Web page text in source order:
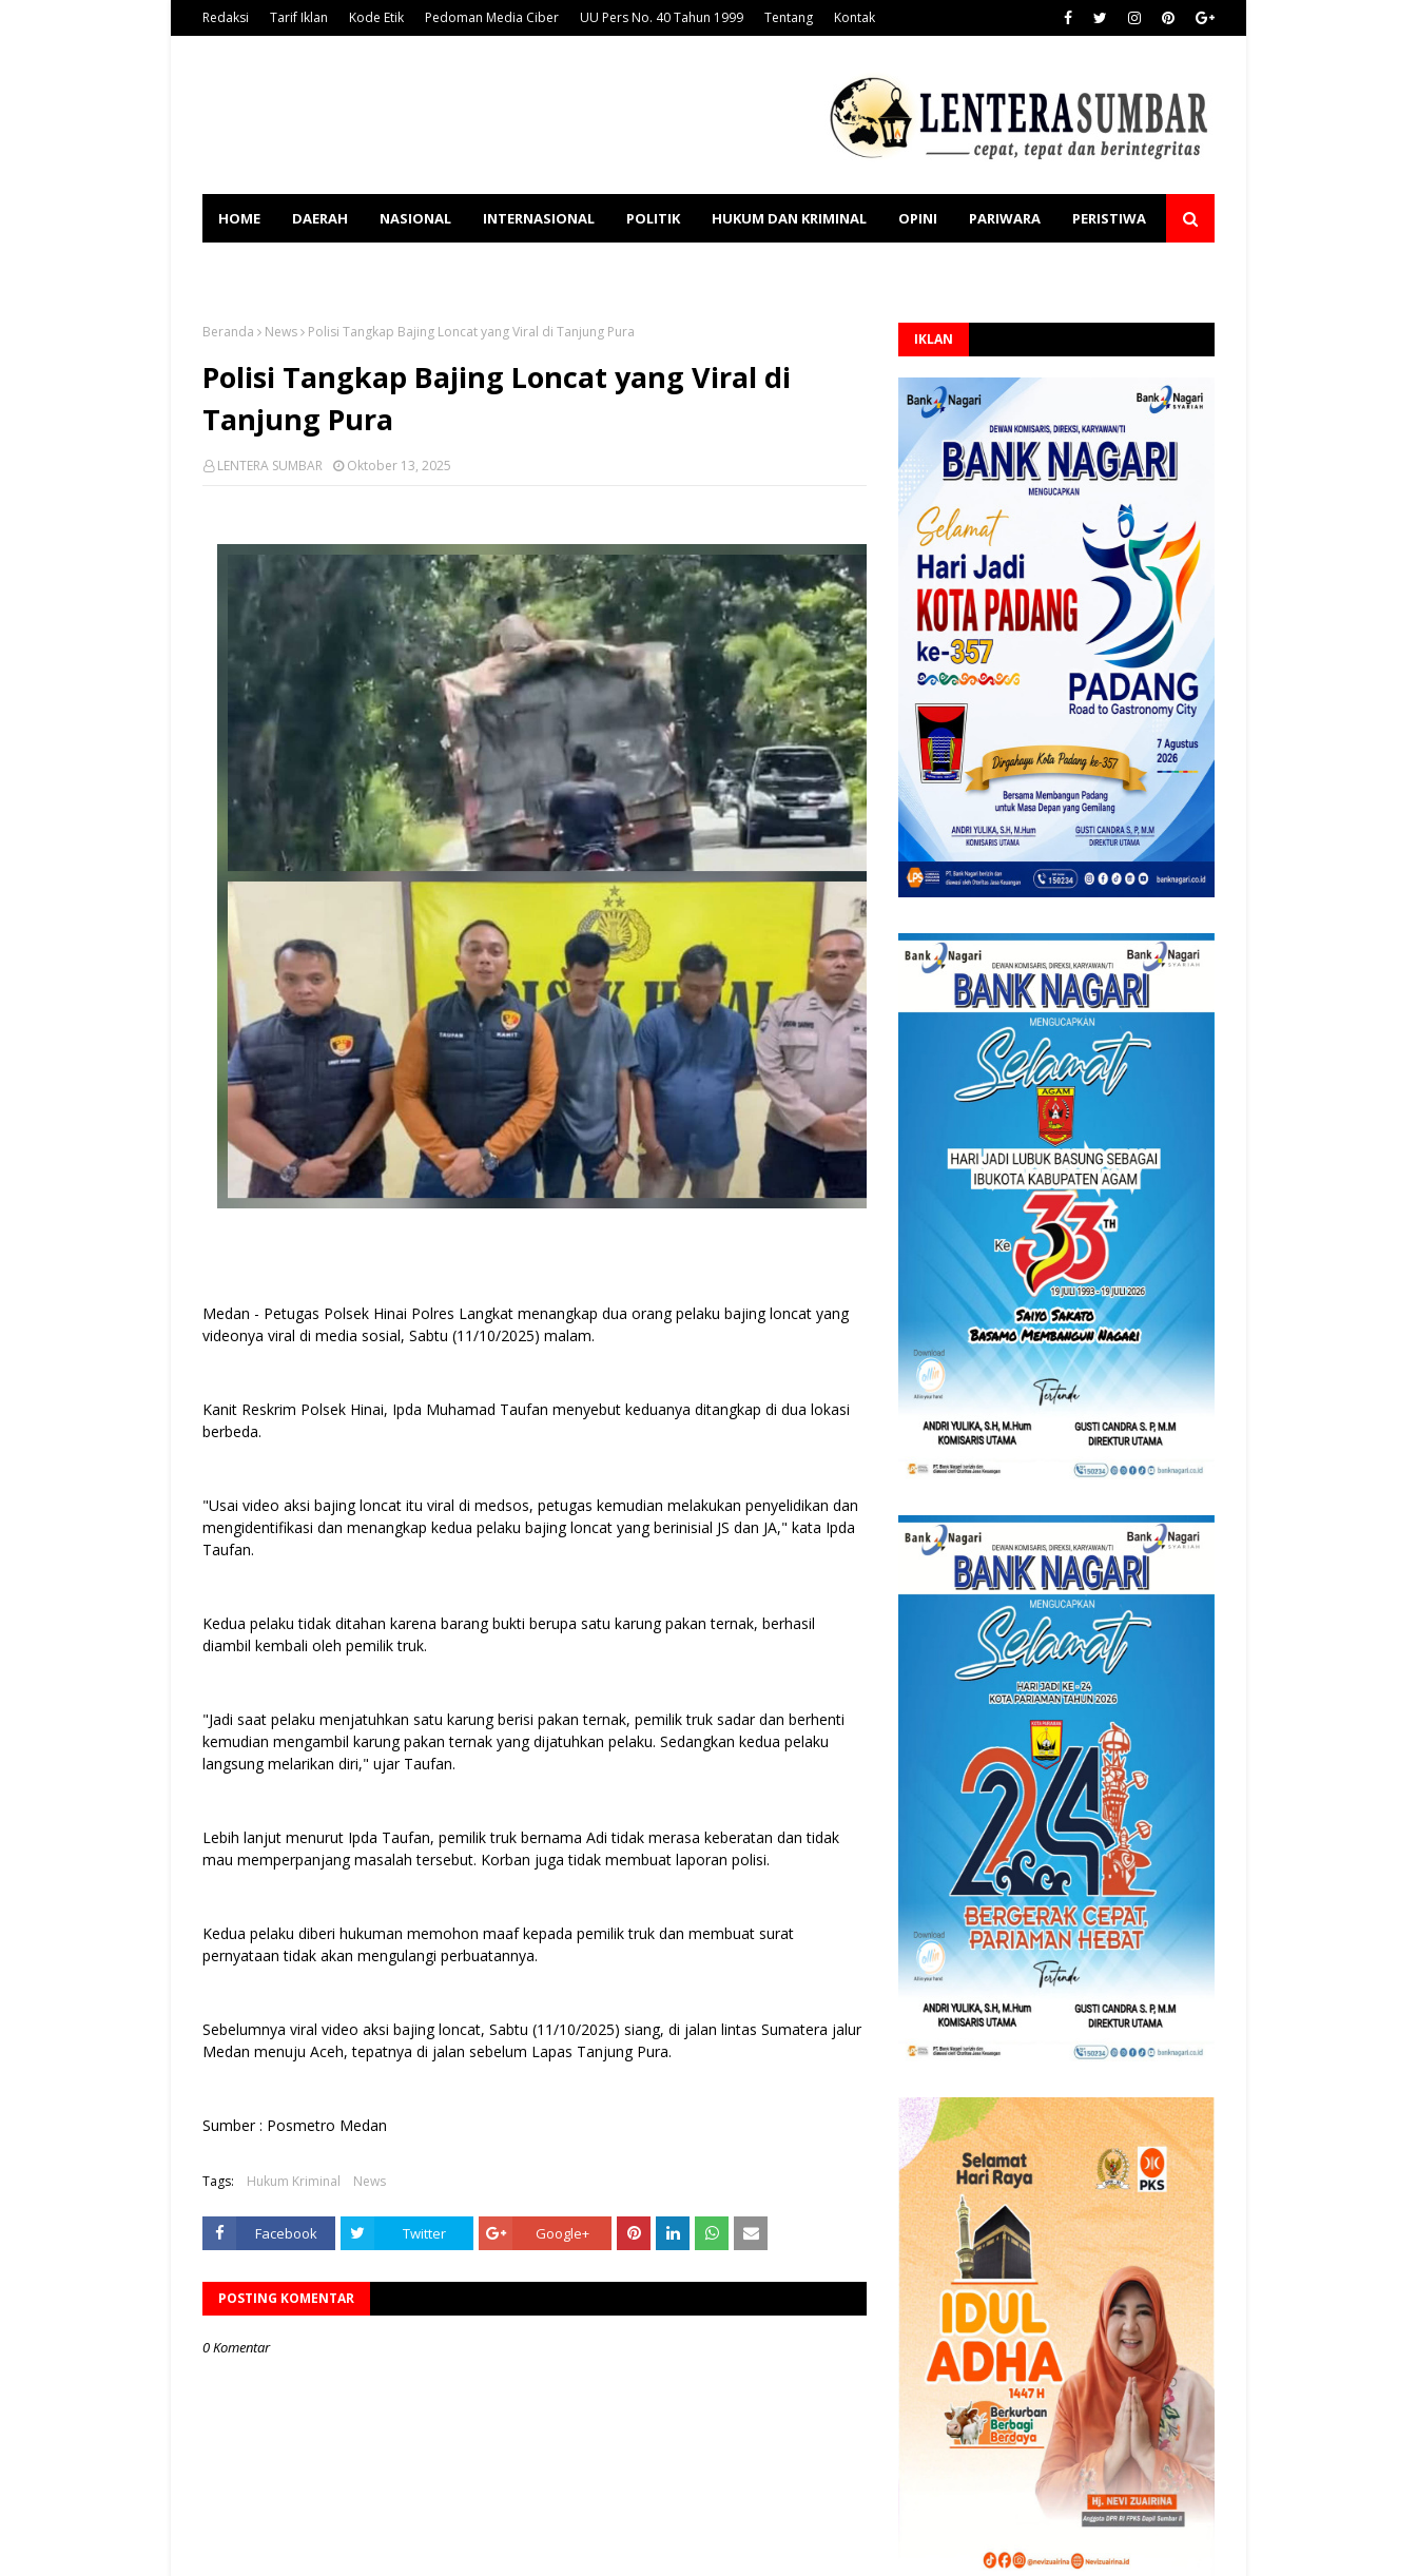
Redaksi Tarif Iklan Kode Etik Pedoman Media Ciber UU Pers No. 40 Tahun 1999 Tentang Kontak
HOME DAERAH NASIONAL INTERNASIONAL POLITIK HUKUM DAN KRIMINAL OPINI PARIWARA PERISTIWA
Beranda News Polisi Tangkap Bajing Loncat yang Viral di Tanjung Pura
Polisi Tangkap Bajing Loncat yang Viral di
Tanjung Pura
LENTERA SUMBAR Oktober 13, 2025
Medan - Petugas Polsek Hinai Polres Langkat menangkap dua orang pelaku bajing loncat yang
videonya viral di media sosial, Sabtu (11/10/2025) malam.
Kanit Reskrim Polsek Hinai, Ipda Muhamad Taufan menyebut keduanya ditangkap di dua lokasi
berbeda.
"Usai video aksi bajing loncat itu viral di medsos, petugas kemudian melakukan penyelidikan dan
mengidentifikasi dan menangkap kedua pelaku bajing loncat yang berinisial JS dan JA," kata Ipda
Taufan.
Kedua pelaku tidak ditahan karena barang bukti berupa satu karung pakan ternak, berhasil
diambil kembali oleh pemilik truk.
"Jadi saat pelaku menjatuhkan satu karung berisi pakan ternak, pemilik truk sadar dan berhenti
kemudian mengambil karung pakan ternak yang dijatuhkan pelaku. Sedangkan kedua pelaku
langsung melarikan diri," ujar Taufan.
Lebih lanjut menurut Ipda Taufan, pemilik truk bernama Adi tidak merasa keberatan dan tidak
mau memperpanjang masalah tersebut. Korban juga tidak membuat laporan polisi.
Kedua pelaku diberi hukuman memohon maaf kepada pemilik truk dan membuat surat
pernyataan tidak akan mengulangi perbuatannya.
Sebelumnya viral video aksi bajing loncat, Sabtu (11/10/2025) siang, di jalan lintas Sumatera jalur
Medan menuju Aceh, tepatnya di jalan sebelum Lapas Tanjung Pura.
Sumber : Posmetro Medan
Tags: Hukum Kriminal News
Facebook Twitter Google+
POSTING KOMENTAR
0 Komentar
IKLAN